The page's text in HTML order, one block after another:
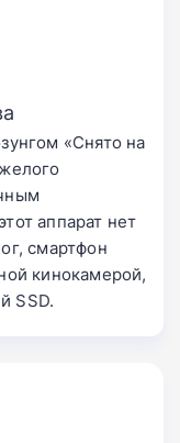
«Снято на
аппарат нет
смартфон
кинокамерой,
SSD.